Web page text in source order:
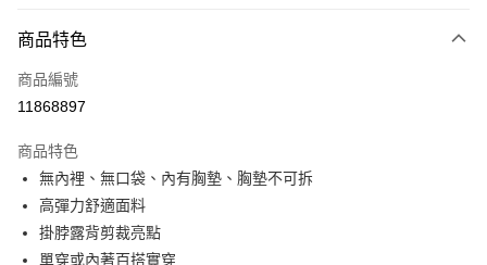
付款後全家取貨
萊爾富取貨付款
付款後萊爾富取貨
每筆NT$60，滿NT$1,000(含以上)免運費
7-11取貨付款
商品特色
商品編號
11868897
商品特色
無內裡、無口袋、內有胸墊、胸墊不可拆
高彈力舒適面料
掛脖露背剪裁亮點
單穿或內著百搭實穿